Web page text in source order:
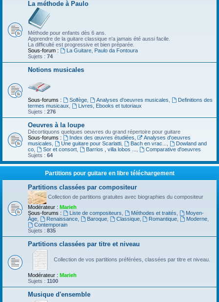
La méthode à Paulo
Méthode pour enfants dès 6 ans.
Apprendre de la guitare classique n'a jamais été aussi facile.
La difficulté est progressive et bien préparée.
Sous-forum :
La Guitare, Paulo da Fontoura
Sujets : 74
Notions musicales
Sous-forums : Solfège, Analyses d'oeuvres musicales
Definitions des
termes musicaux
Livres, Ebooks et tutoriaux
Sujets : 276
Oeuvres à la loupe
Décortiquons quelques oeuvres du grand répertoire pour guitare
Sous-forums :
Index des œuvres étudiées
Analyses d'oeuvres
musicales
Une guitare pour Scarlatti, Bach en vrac...
Dowland and
co
Sor et consort, Barrios , villa lobos ...
Comparative d'oeuvres
Sujets : 64
Partitions pour guitare en libre téléchargement
Partitions classées par compositeur
Collection de partitions gratuites avec biographies du compositeur
Modérateur : Marieh
Sous-forums :
Liste de compositeurs Méthodes et traités
Moyen-
Âge
Renaissance, Baroque, Classique, Romantique Moderne
Contemporain
Sujets : 835
Partitions classées par titre et niveau
Collection de vos partitions préférées, classées par titre et niveau.
Modérateur : Marieh
Sujets : 1100
Musique d'ensemble